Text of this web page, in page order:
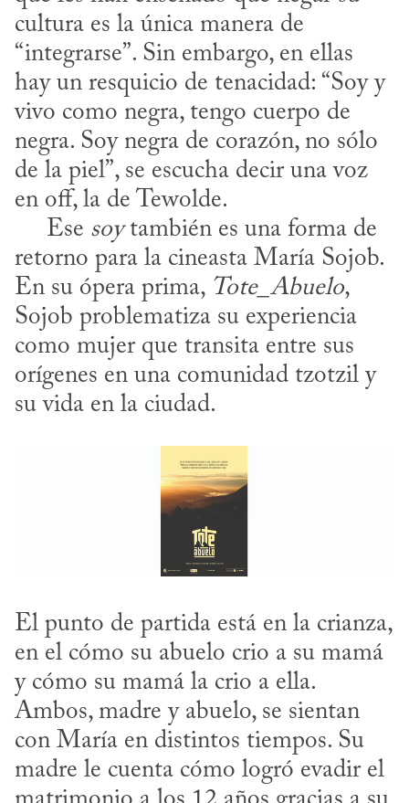
cultura es la única manera de
“integrarse”. Sin embargo, en ellas
hay un resquicio de tenacidad: “Soy y
vivo como negra, tengo cuerpo de
negra. Soy negra de corazón, no sólo
de la piel”, se escucha decir una voz
en off, la de Tewolde.
     Ese
soy también es una forma de
retorno para la cineasta María Sojob.
En su ópera prima, Tote_Abuelo,
Sojob problematiza su experiencia
como mujer que transita entre sus
orígenes en una comunidad tzotzil y
su vida en la ciudad.
El punto de partida está en la crianza,
en el cómo su abuelo crio a su mamá
y cómo su mamá la crio a ella.
Ambos, madre y abuelo, se sientan
con María en distintos tiempos. Su
madre le cuenta cómo logró evadir el